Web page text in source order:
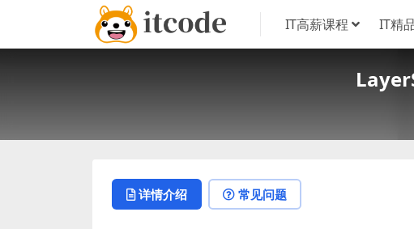
IT高薪课程 IT精
详情介绍 常见问题